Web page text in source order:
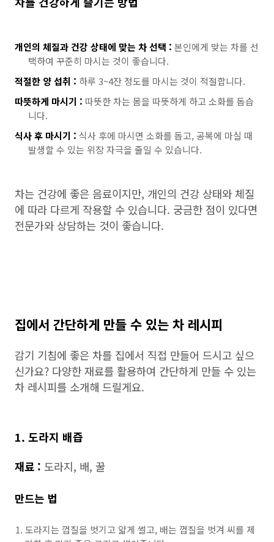
개인의 체질과 건강 상태에 맞는 차 선택 : 본인에게 맞는 차를 선
택하여 꾸준히 마시는 것이 좋습니다.
적절한 양 섭취 : 하루 3~4잔 정도를 마시는 것이 적절합니다.
따뜻하게 마시기 : 따뜻한 차는 몸을 따뜻하게 하고 소화를 돕습
니다.
식사 후 마시기 : 식사 후에 마시면 소화를 돕고, 공복에 마실 때
발생할 수 있는 위장 자극을 줄일 수 있습니다.
차는 건강에 좋은 음료이지만, 개인의 건강 상태와 체질
에 따라 다르게 작용할 수 있습니다. 궁금한 점이 있다면
전문가와 상담하는 것이 좋습니다.
집에서 간단하게 만들 수 있는 차 레시피
감기 기침에 좋은 차를 집에서 직접 만들어 드시고 싶으
신가요? 다양한 재료를 활용하여 간단하게 만들 수 있는
차 레시피를 소개해 드릴게요.
1. 도라지 배즙
재료 : 도라지, 배, 꿀
만드는 법
도라지는 껍질을 벗기고 얇게 썰고, 배는 껍질을 벗겨 씨를 제